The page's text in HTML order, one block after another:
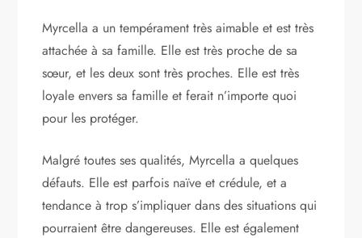
Myrcella a un tempérament très aimable et est très
attachée à sa famille. Elle est très proche de sa
sœur, et les deux sont très proches. Elle est très
loyale envers sa famille et ferait n’importe quoi
pour les protéger.
Malgré toutes ses qualités, Myrcella a quelques
défauts. Elle est parfois naïve et crédule, et a
tendance à trop s’impliquer dans des situations qui
pourraient être dangereuses. Elle est également